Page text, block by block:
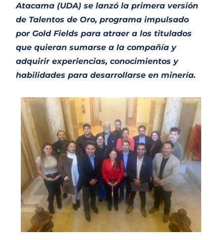
Atacama (UDA) se lanzó la primera versión
de Talentos de Oro, programa impulsado
por Gold Fields para atraer a los titulados
que quieran sumarse a la compañía y
adquirir experiencias, conocimientos y
habilidades para desarrollarse en minería.